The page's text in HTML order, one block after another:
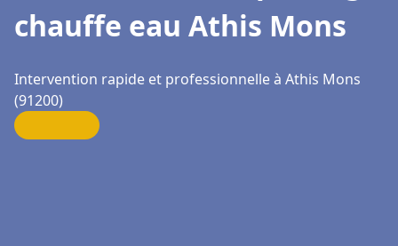
chauffe eau Athis Mons
Intervention rapide et professionnelle à Athis Mons
(91200)